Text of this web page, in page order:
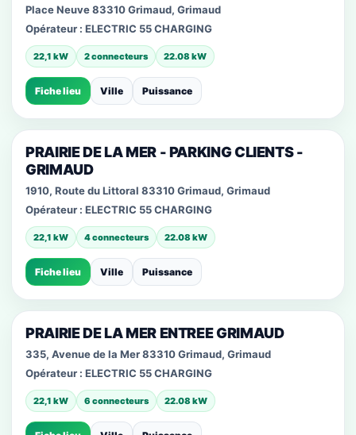
Place Neuve 83310 Grimaud, Grimaud
Opérateur : ELECTRIC 55 CHARGING
22,1 kW 2 connecteurs 22.08 kW
Fiche lieu Ville Puissance
PRAIRIE DE LA MER - PARKING CLIENTS -
GRIMAUD
1910, Route du Littoral 83310 Grimaud, Grimaud
Opérateur : ELECTRIC 55 CHARGING
22,1 kW 4 connecteurs 22.08 kW
Fiche lieu Ville Puissance
PRAIRIE DE LA MER ENTREE GRIMAUD
335, Avenue de la Mer 83310 Grimaud, Grimaud
Opérateur : ELECTRIC 55 CHARGING
22,1 kW 6 connecteurs 22.08 kW